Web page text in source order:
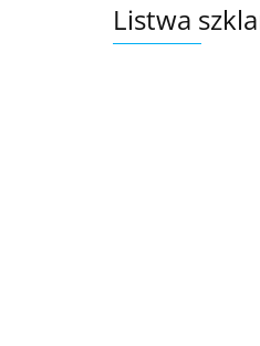
Listwa